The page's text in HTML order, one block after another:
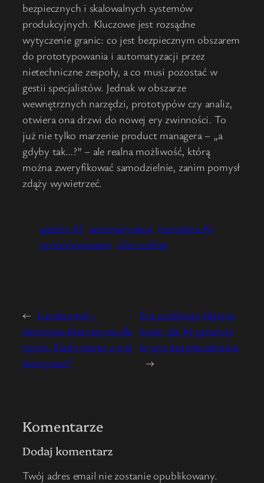
bezpiecznych i skalowalnych systemów
produkcyjnych. Kluczowe jest rozsądne
wytyczenie granic: co jest bezpiecznym obszarem
do prototypowania i automatyzacji przez
nietechniczne zespoły, a co musi pozostać w
gestii specjalistów. Jednak w obszarze
wewnętrznych narzędzi, prototypów czy analiz,
otwiera ona drzwi do nowej ery zwinności. To
już nie tylko marzenie product managera – „a
gdyby tak…?” – ale realna możliwość, którą
można zweryfikować samodzielnie, zanim pomysł
zdąży wywietrzeć.
agenty AI automatyzacja narzędzia AI
prototypowanie vibe coding
← Localtunnel –
darmowa alternatywa dla
ngrok. Kiedy warto z niej
skorzystać?
Era szybkiego klejenia
kodu: jak AI generuje
kryzys bezpieczeństwa
→
Komentarze
Dodaj komentarz
Twój adres email nie zostanie opublikowany.